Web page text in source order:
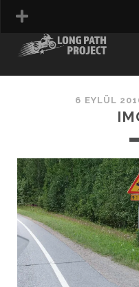
NORDKAPP6 EYLÜL